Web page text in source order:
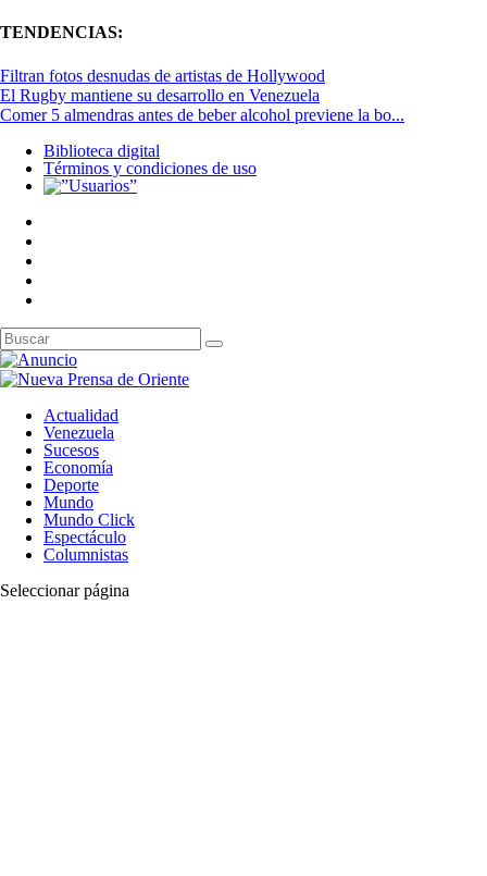
TENDENCIAS:
Filtran fotos desnudas de artistas de Hollywood
El Rugby mantiene su desarrollo en Venezuela
Comer 5 almendras antes de beber alcohol previene la bo...
Biblioteca digital
Términos y condiciones de uso
Actualidad
Venezuela
Sucesos
Economía
Deporte
Mundo
Mundo Click
Espectáculo
Columnistas
Seleccionar página